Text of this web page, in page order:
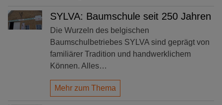
SYLVA: Baumschule seit 250 Jahren
Die Wurzeln des belgischen
Baumschulbetriebes SYLVA sind geprägt von
familiärer Tradition und handwerklichem
Können. Alles…
Mehr zum Thema